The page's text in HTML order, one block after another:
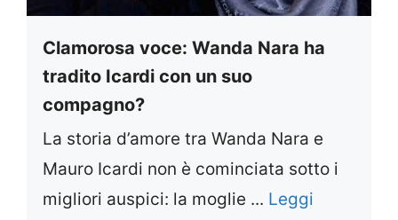
Clamorosa voce: Wanda Nara ha
tradito Icardi con un suo
compagno?
La storia d’amore tra Wanda Nara e
Mauro Icardi non è cominciata sotto i
migliori auspici: la moglie ... Leggi